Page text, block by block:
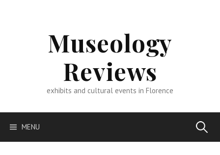
Museology
Reviews
exhibits and cultural events in Florence
MENU Search